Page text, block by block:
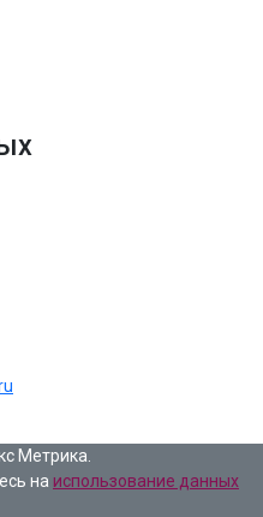
Метрика.
на использование данных